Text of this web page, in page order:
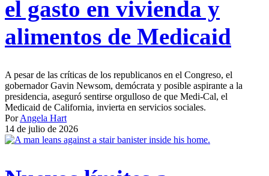
el gasto en vivienda y
alimentos de Medicaid
A pesar de las críticas de los republicanos en el Congreso, el
gobernador Gavin Newsom, demócrata y posible aspirante a la
presidencia, aseguró sentirse orgulloso de que Medi-Cal, el
Medicaid de California, invierta en servicios sociales.
PorAngela Hart
14 de julio de 2026